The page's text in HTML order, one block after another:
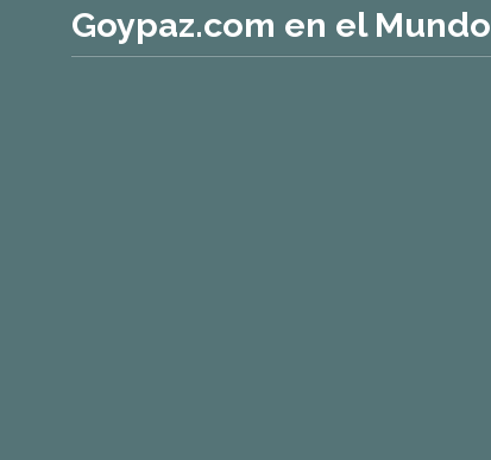
Goypaz.com en el Mundo